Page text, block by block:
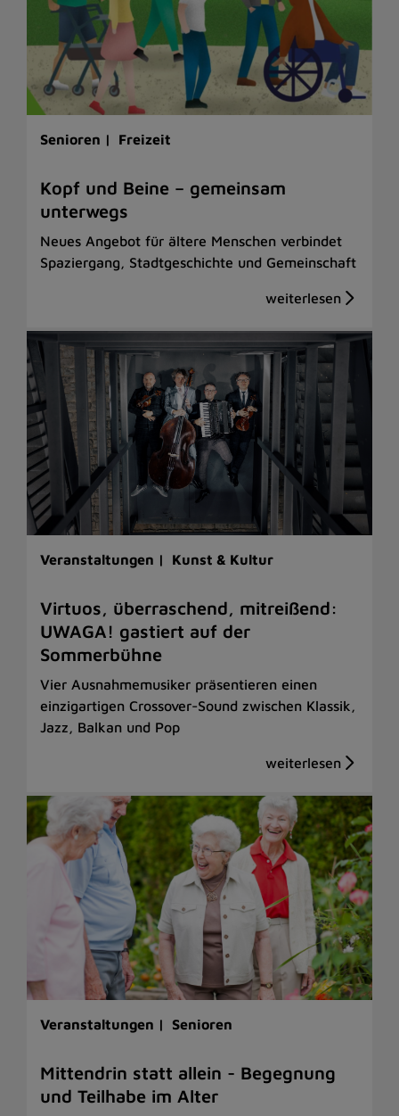
Senioren | Freizeit
Kopf und Beine – gemeinsam
unterwegs
Neues Angebot für ältere Menschen verbindet
Spaziergang, Stadtgeschichte und Gemeinschaft
Veranstaltungen | Kunst & Kultur
Virtuos, überraschend, mitreißend:
UWAGA! gastiert auf der
Sommerbühne
Vier Ausnahmemusiker präsentieren einen
einzigartigen Crossover-Sound zwischen Klassik,
Jazz, Balkan und Pop
Veranstaltungen | Senioren
Mittendrin statt allein - Begegnung
und Teilhabe im Alter